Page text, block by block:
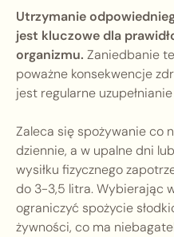
Utrzymanie
jest kluczowe dla
organizmu. Zaniedbanie
poważne konsekwencje
jest regularne uzupełnianie
Zaleca się spożywanie co
dziennie, a w upalne dni
wysiłku fizycznego
do 3-3,5 litra. Wybierając
ograniczyć spożycie
żywności, co ma